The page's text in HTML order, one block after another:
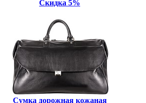
Скидка 5%
Сумка дорожная кожаная